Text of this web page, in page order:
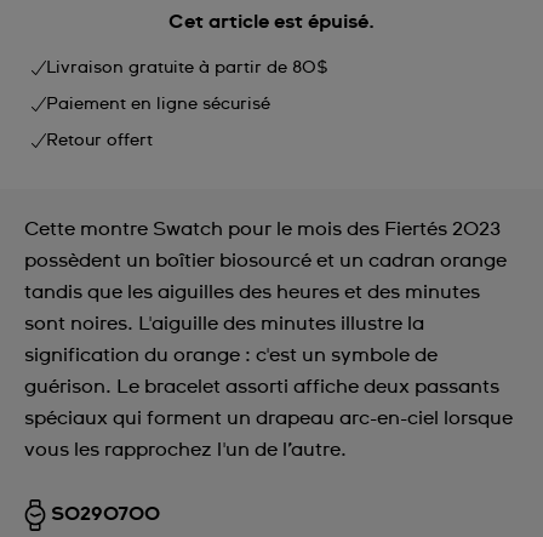
Cet article est épuisé.
Livraison gratuite à partir de 80$
Paiement en ligne sécurisé
Retour offert
Cette montre Swatch pour le mois des Fiertés 2023
possèdent un boîtier biosourcé et un cadran orange
tandis que les aiguilles des heures et des minutes
sont noires. L'aiguille des minutes illustre la
signification du orange : c'est un symbole de
guérison. Le bracelet assorti affiche deux passants
spéciaux qui forment un drapeau arc-en-ciel lorsque
vous les rapprochez l'un de l’autre.
SO29O700